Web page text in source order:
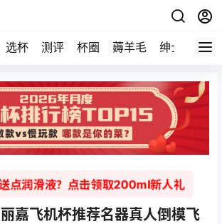
选杯 测评 杯圈 薅羊毛 绅士 视频
点润滑液？点击领取200ml新人礼
嘉飞机杯推荐名器真人倒模飞